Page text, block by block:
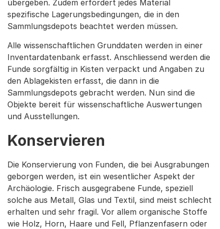
übergeben. Zudem erfordert jedes Material
spezifische Lagerungsbedingungen, die in den
Sammlungsdepots beachtet werden müssen.
Alle wissenschaftlichen Grunddaten werden in einer
Inventardatenbank erfasst. Anschliessend werden die
Funde sorgfältig in Kisten verpackt und Angaben zu
den Ablagekisten erfasst, die dann in die
Sammlungsdepots gebracht werden. Nun sind die
Objekte bereit für wissenschaftliche Auswertungen
und Ausstellungen.
Konservieren
Die Konservierung von Funden, die bei Ausgrabungen
geborgen werden, ist ein wesentlicher Aspekt der
Archäologie. Frisch ausgegrabene Funde, speziell
solche aus Metall, Glas und Textil, sind meist schlecht
erhalten und sehr fragil. Vor allem organische Stoffe
wie Holz, Horn, Haare und Fell, Pflanzenfasern oder